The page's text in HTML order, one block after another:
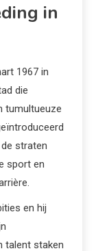
in
1967 in
die
tumultueuze
straten
sport en
en hij
talent staken